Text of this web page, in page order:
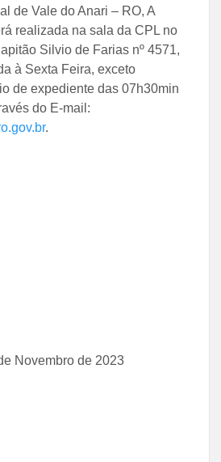
de Vale do Anari – RO, A
realizada na sala da CPL no
Silvio de Farias nº 4571,
à Sexta Feira, exceto
de expediente das 07h30min
do E-mail:
.
Novembro de 2023